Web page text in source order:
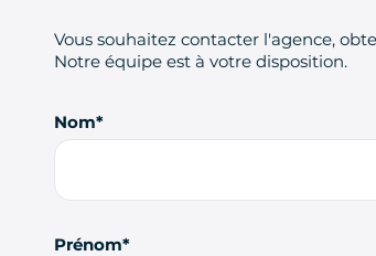
Vous souhaitez contacter l'agence,
Notre équipe est à votre disposition.
Nom
Prénom